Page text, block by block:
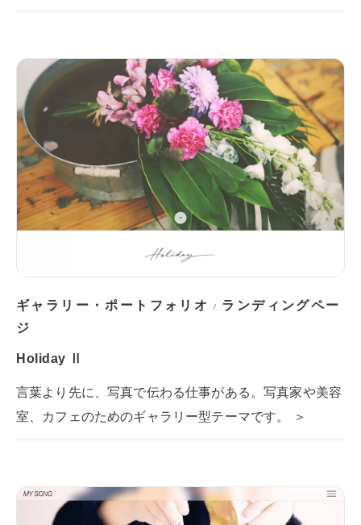
ギャラリー・ポートフォリオ / ランディングペー
ジ
Holiday Ⅱ
言葉より先に、写真で伝わる仕事がある。写真家や美容
室、カフェのためのギャラリー型テーマです。 ＞